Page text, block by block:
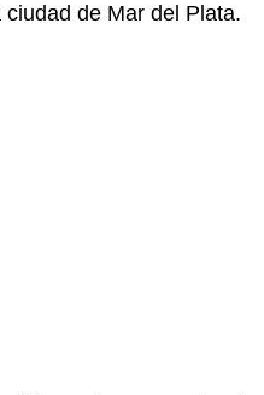
de Mar del Plata.